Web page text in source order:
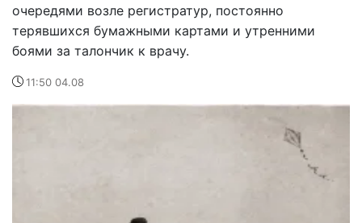
очередями возле регистратур, постоянно
терявшихся бумажными картами и утренними
боями за талончик к врачу.
11:50 04.08